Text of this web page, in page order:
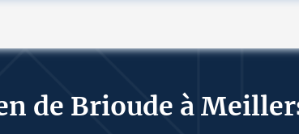
de Brioude à